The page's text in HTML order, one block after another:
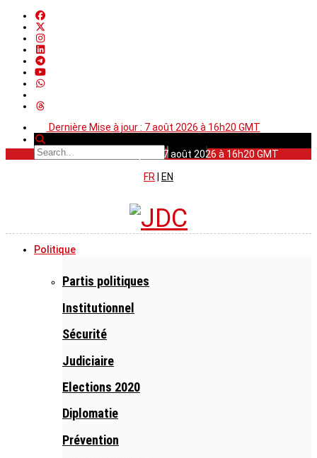
Dernière Mise à jour : 7 août 2026 à 16h20 GMT
Dernière Mise à jour : 7 août 2026 à 16h20 GMT
FR
EN
Politique
Partis politiques
Institutionnel
Sécurité
Judiciaire
Elections 2020
Diplomatie
Prévention